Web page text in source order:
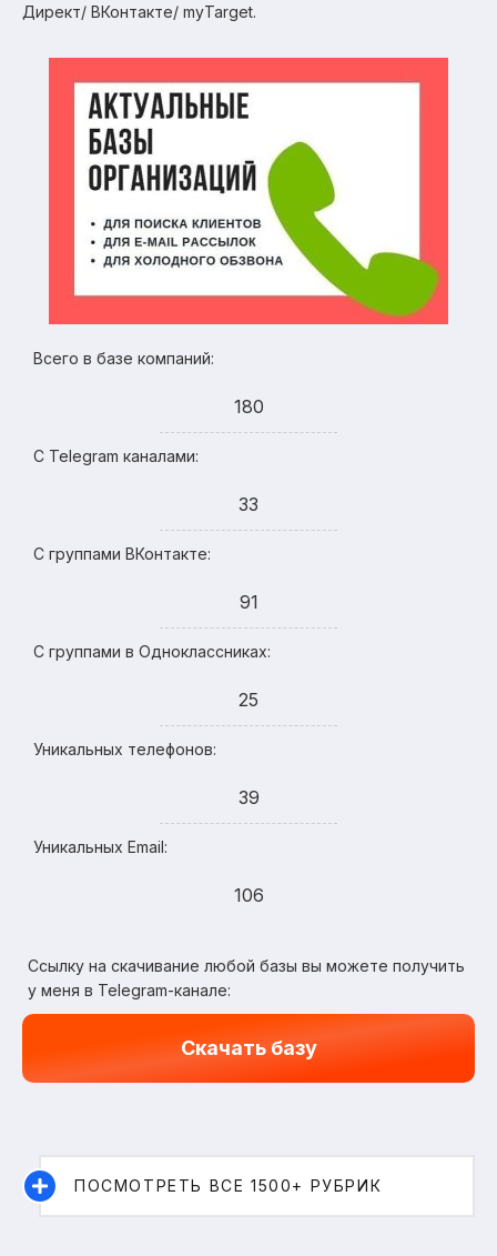
Директ/ ВКонтакте/ myTarget.
Всего в базе компаний:
180
С Telegram каналами:
33
С группами ВКонтакте:
91
С группами в Одноклассниках:
25
Уникальных телефонов:
39
Уникальных Email:
106
Ссылку на скачивание любой базы вы можете получить
у меня в Telegram-канале:
Скачать базу
ПОСМОТРЕТЬ ВСЕ 1500+ РУБРИК